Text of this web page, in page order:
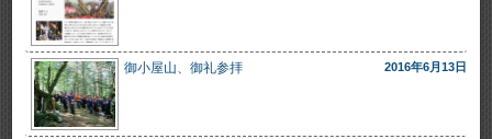
御小屋山、御礼参拝 2016年6月13日